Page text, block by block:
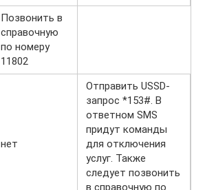
Позвонить в
справочную
по номеру
11802
нет
Отправить USSD-
запрос *153#. В
ответном SMS
придут команды
для отключения
услуг. Также
следует позвонить
в справочную по